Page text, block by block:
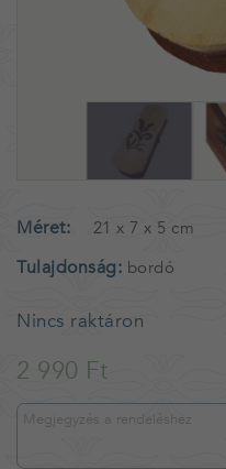
Méret 21 x 7 x 5 cm
Tulajdonság bordó
Nincs raktáron
2 990 Ft